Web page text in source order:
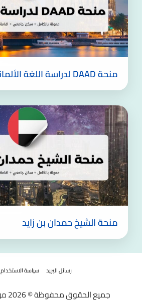
منحة DAAD لدراسة اللغة الألمانية
منحة الشيخ حمدان بن زايد
رسائل البريد سياسة الاستخدام
جميع الحقوق محفوظة © 2026 موقع دليل الطالب